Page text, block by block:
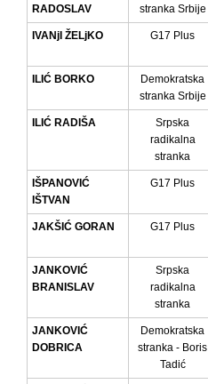
RADOSLAV
stranka Srbije
IVANjI ŽELjKO G17 Plus
ILIĆ BORKO
Demokratska
stranka Srbije
ILIĆ RADIŠA
Srpska
radikalna
stranka
IŠPANOVIĆ
IŠTVAN
G17 Plus
JAKŠIĆ GORAN G17 Plus
JANKOVIĆ
BRANISLAV
Srpska
radikalna
stranka
JANKOVIĆ
DOBRICA
Demokratska
stranka - Boris
Tadić